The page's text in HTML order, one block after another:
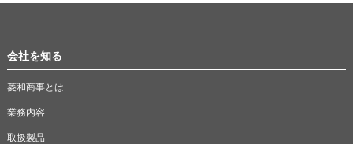
会社を知る
菱和商事とは
業務内容
取扱製品